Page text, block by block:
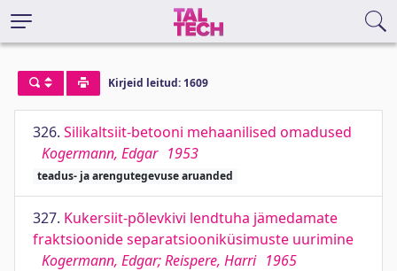
Kirjeid leitud: 1609
326. Silikaltsiit-betooni mehaanilised omadused
Kogermann, Edgar 1953
teadus- ja arengutegevuse aruanded
327. Kukersiit-põlevkivi lendtuha jämedamate
fraktsioonide separatsiooniküsimuste uurimine
Kogermann, Edgar; Reispere, Harri 1965